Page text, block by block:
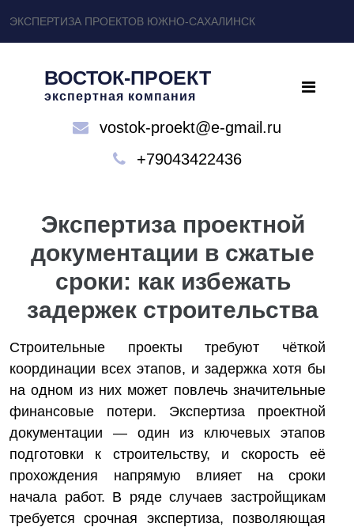
ЭКСПЕРТИЗА ПРОЕКТОВ ЮЖНО-САХАЛИНСК
ВОСТОК-ПРОЕКТ
экспертная компания
vostok-proekt@e-gmail.ru
+79043422436
Экспертиза проектной
документации в сжатые
сроки: как избежать
задержек строительства
Строительные проекты требуют чёткой
координации всех этапов, и задержка хотя бы
на одном из них может повлечь значительные
финансовые потери. Экспертиза проектной
документации — один из ключевых этапов
подготовки к строительству, и скорость её
прохождения напрямую влияет на сроки
начала работ. В ряде случаев застройщикам
требуется срочная экспертиза, позволяющая